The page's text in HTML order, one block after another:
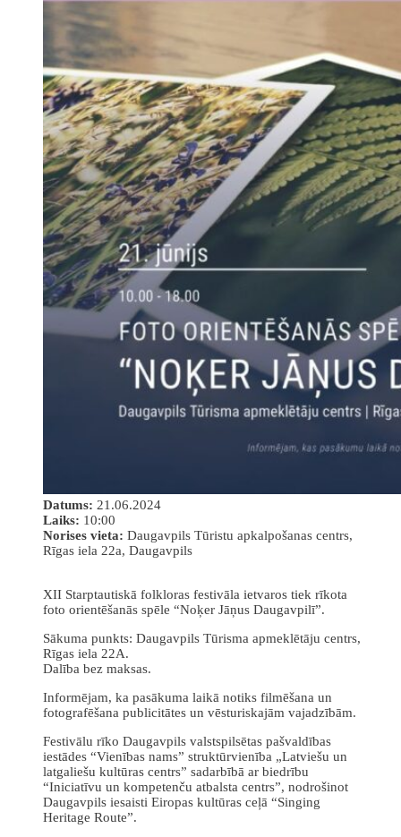
Datums: 21.06.2024
Laiks: 10:00
Norises vieta: Daugavpils Tūristu apkalpošanas centrs,
Rīgas iela 22a, Daugavpils
XII Starptautiskā folkloras festivāla ietvaros tiek rīkota
foto orientēšanās spēle “Noķer Jāņus Daugavpilī”.
Sākuma punkts: Daugavpils Tūrisma apmeklētāju centrs,
Rīgas iela 22A.
Dalība bez maksas.
Informējam, ka pasākuma laikā notiks filmēšana un
fotografēšana publicitātes un vēsturiskajām vajadzībām.
Festivālu rīko Daugavpils valstspilsētas pašvaldības
iestādes “Vienības nams” struktūrvienība „Latviešu un
latgaliešu kultūras centrs” sadarbībā ar biedrību
“Iniciatīvu un kompetenču atbalsta centrs”, nodrošinot
Daugavpils iesaisti Eiropas kultūras ceļā “Singing
Heritage Route”.